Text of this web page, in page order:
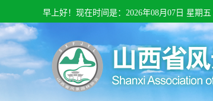
早上好！ 现在时间是： 2026年08月 07 日 星期 五